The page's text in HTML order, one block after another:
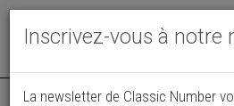
Annonce actualisée le 15/06/2026
Inscrivez-vous à notre
La newsletter de Classic Number